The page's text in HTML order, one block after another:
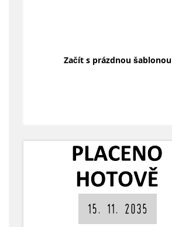
Začít s prázdnou šablonou